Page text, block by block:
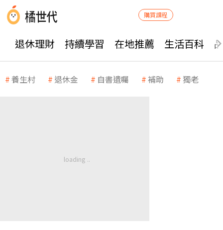
購買課程
退休理財 持續學習 在地推薦 生活百科
養生村 退休金 自書遺囑 補助 獨老